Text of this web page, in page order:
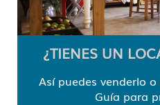
¿TIENES UN
Así puedes venderlo
Guía para